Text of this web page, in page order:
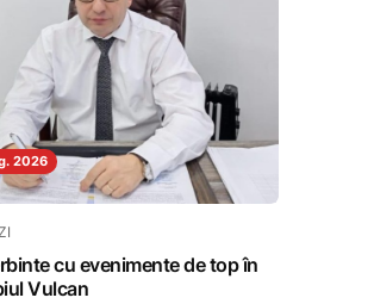
2026
cu evenimente de top în
Vulcan